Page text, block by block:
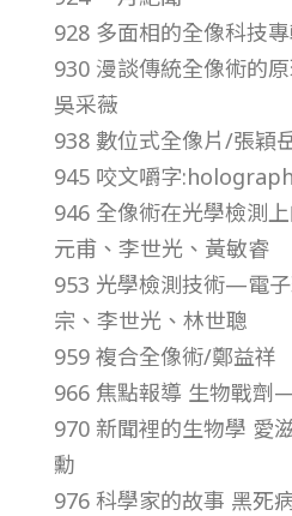
第
3
2
卷
第
1
1
928 多面相的全像科技
930 漫談傳統全像術的
吳采薇
938 數位式全像片/張穎
945 咬文嚼字
946 全像術在光學檢測
元甫、李世光、黃敏睿
953 光學檢測技術—電
宗、李世光、林世聰
959 複合全像術/鄭益祥
966 焦點報導 生物戰劑
970 新聞裡的生物學 愛
勳
976 科學家的故事 黑死